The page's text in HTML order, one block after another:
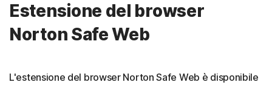
Estensione del browser
Norton Safe Web
L'estensione del browser Norton Safe Web è disponibile